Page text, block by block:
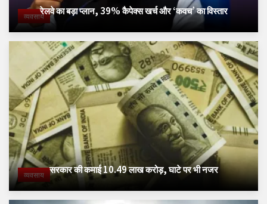
व्यवसायरेलवे का बड़ा प्लान, 39% कैपेक्स खर्च और ‘कवच’ का विस्तार
व्यवसाय सरकार की कमाई 10.49 लाख करोड़, घाटे पर भी नजर